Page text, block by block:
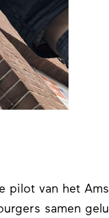
pilot van het
samen